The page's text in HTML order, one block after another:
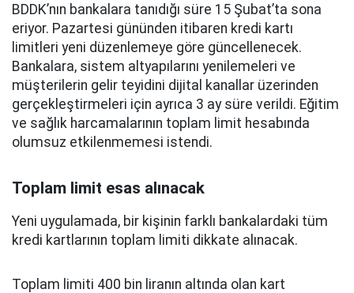
BDDK’nın bankalara tanıdığı süre 15 Şubat’ta sona
eriyor. Pazartesi gününden itibaren kredi kartı
limitleri yeni düzenlemeye göre güncellenecek.
Bankalara, sistem altyapılarını yenilemeleri ve
müşterilerin gelir teyidini dijital kanallar üzerinden
gerçekleştirmeleri için ayrıca 3 ay süre verildi. Eğitim
ve sağlık harcamalarının toplam limit hesabında
olumsuz etkilenmemesi istendi.
Toplam limit esas alınacak
Yeni uygulamada, bir kişinin farklı bankalardaki tüm
kredi kartlarının toplam limiti dikkate alınacak.
Toplam limiti 400 bin liranın altında olan kart